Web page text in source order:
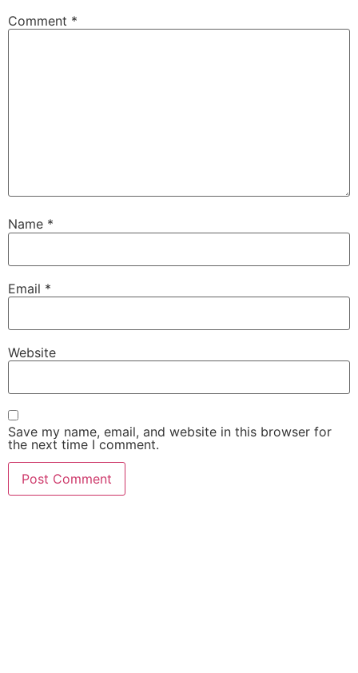
Comment *
Name *
Email *
Website
Save my name, email, and website in this browser for
the next time I comment.